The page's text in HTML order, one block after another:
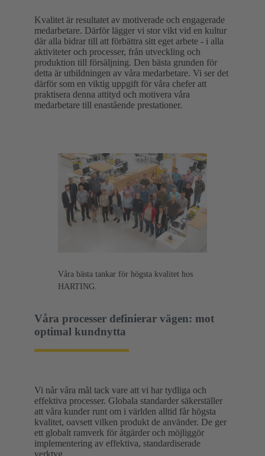
Kvalitet är resultatet av motiverade och engagerade
medarbetare. Därför lägger vi stor vikt vid en kultur
där alla bidrar till att förbättra sitt eget arbete - i alla
aktiviteter och processer, från utveckling och
produktion till försäljning. Den bästa grunden för
detta är utbildningen av våra medarbetare. Vi ser det
därför som en viktig uppgift för våra chefer att
praktisera denna attityd och motivera våra
medarbetare till enastående prestationer.
Våra bästa tankar för högsta kvalitet hos
HARTING.
Våra processer definierar vägen: mot
optimal kundnytta
Vi når våra mål tack vare att vi har tydliga och
effektiva processer. Globala standarder säkerställer
att våra kunder runt om i världen alltid får högsta
kvalitet, oavsett vilken produkt de använder. De ger
ett globalt ramverk för åtgärder och möjliggör
implementering av effektiva, standardiserade